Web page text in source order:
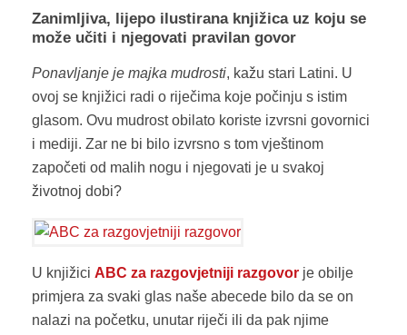
Zanimljiva, lijepo ilustirana knjižica uz koju se
može učiti i njegovati pravilan govor
Ponavljanje je majka mudrosti, kažu stari Latini. U
ovoj se knjižici radi o riječima koje počinju s istim
glasom. Ovu mudrost obilato koriste izvrsni govornici
i mediji. Zar ne bi bilo izvrsno s tom vještinom
započeti od malih nogu i njegovati je u svakoj
životnoj dobi?
U knjižici ABC za razgovjetniji razgovor je obilje
primjera za svaki glas naše abecede bilo da se on
nalazi na početku, unutar riječi ili da pak njime